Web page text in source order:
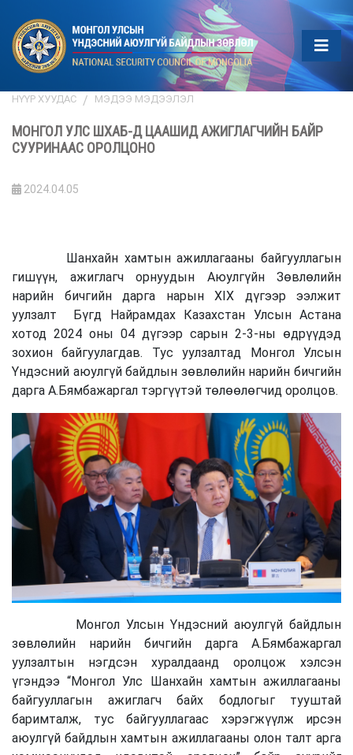
НҮҮР ХУУДАС МЭДЭЭ МЭДЭЭЛЭЛ
МОНГОЛ УЛС ШХАБ-Д ЦААШИД АЖИГЛАГЧИЙН БАЙР
СУУРИНААС ОРОЛЦОНО
2024.04.05
Шанхайн хамтын ажиллагааны байгууллагын
гишүүн, ажиглагч орнуудын Аюулгүйн Зөвлөлийн
нарийн бичгийн дарга нарын XIX дүгээр ээлжит
уулзалт Бүгд Найрамдах Казахстан Улсын Астана
хотод 2024 оны 04 дүгээр сарын 2-3-ны өдрүүдэд
зохион байгуулагдав. Тус уулзалтад Монгол Улсын
Үндэсний аюулгүй байдлын зөвлөлийн нарийн бичгийн
дарга А.Бямбажаргал тэргүүтэй төлөөлөгчид оролцов.
Монгол Улсын Үндэсний аюулгүй байдлын
зөвлөлийн нарийн бичгийн дарга А.Бямбажаргал
уулзалтын нэгдсэн хуралдаанд оролцож хэлсэн
үгэндээ “Монгол Улс Шанхайн хамтын ажиллагааны
байгууллагын ажиглагч байх бодлогыг тууштай
баримталж, тус байгууллагаас хэрэгжүүлж ирсэн
аюулгүй байдлын хамтын ажиллагааны олон талт арга